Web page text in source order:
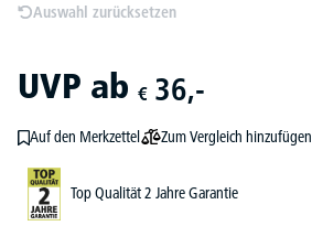
Auswahl zurücksetzen
UVP ab € 36,-
Auf den Merkzettel Zum Vergleich hinzufügen
Top Qualität 2 Jahre Garantie